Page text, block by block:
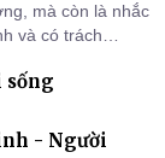
mà còn là nhắc
và có trách
sống
- Người